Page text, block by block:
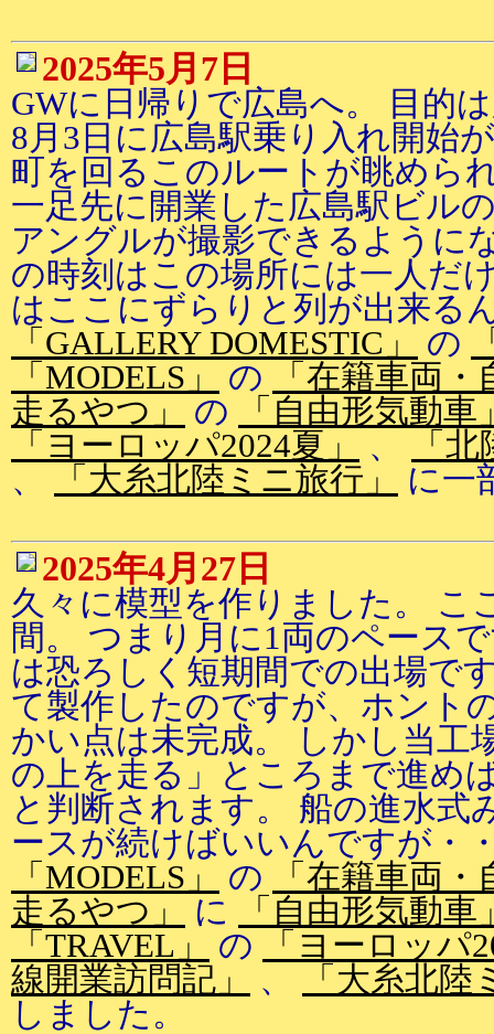
2025年5月7日
GWに日帰りで広島へ。 目的
8月3日に広島駅乗り入れ開始
町を回るこのルートが眺めら
一足先に開業した広島駅ビル
アングルが撮影できるように
の時刻はこの場所には一人だ
はここにずらりと列が出来る
「GALLERY DOMESTIC」
の
「MODELS」
の
「在籍車両
走るやつ」
の
「自由形気動車
「ヨーロッパ2024夏」
、
「
、
「大糸北陸ミニ旅行」 に一
2025年4月27日
久々に模型を作りました。 こ
間。 つまり月に1両のペース
は恐ろしく短期間での出場で
て製作したのですが、ホント
かい点は未完成。 しかし当工
の上を走る」ところまで進め
と判断されます。 船の進水式
ースが続けばいいんですが・
「MODELS」
の
「在籍車両
走るやつ」
に
「自由形気動車
「TRAVEL」
の
「ヨーロッパ
線開業訪問記」
、
「大糸北陸
しました。